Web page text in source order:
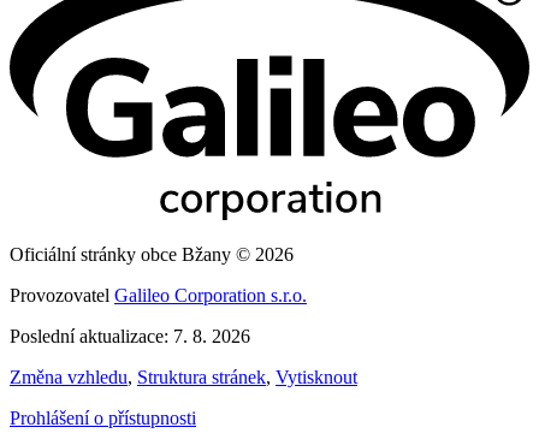
Oficiální stránky obce Bžany © 2026
Provozovatel Galileo Corporation s.r.o.
Poslední aktualizace: 7. 8. 2026
Změna vzhledu, Struktura stránek, Vytisknout
Prohlášení o přístupnosti